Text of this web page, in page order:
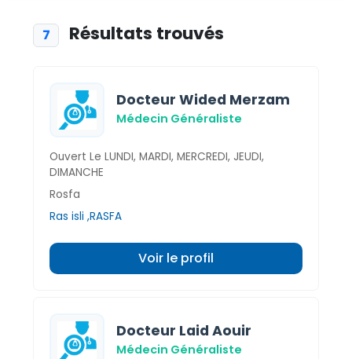
7 Résultats trouvés
Docteur Wided Merzam
Médecin Généraliste
Ouvert Le LUNDI, MARDI, MERCREDI, JEUDI,
DIMANCHE
Rosfa
Ras isli ,RASFA
Voir le profil
Docteur Laid Aouir
Médecin Généraliste